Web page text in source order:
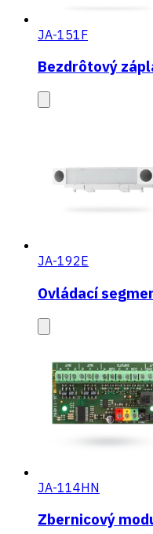
JA-151F
Bezdrôtový
JA-192E
Ovládací
JA-114HN
Zbernicový